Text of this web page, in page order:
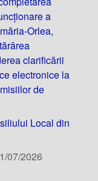
a
Orlea,
clarificării
electronice la
de
Local din
07/2026